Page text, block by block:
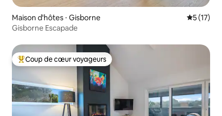
Maison d'hôtes ⋅ Gisborne
5 (17)
Gisborne Escapade
Coups de cœur voyageurs les plus appréciés
Coup de cœur voyageurs